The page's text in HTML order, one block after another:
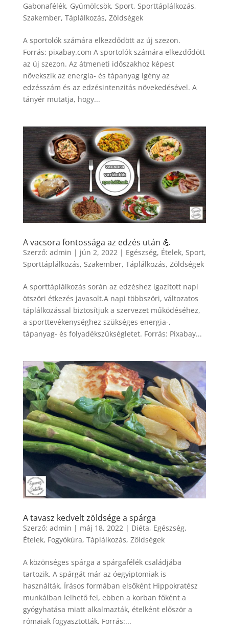
Gabonafélék, Gyümölcsök, Sport, Sporttáplálkozás,
Szakember, Táplálkozás, Zöldségek
A sportolók számára elkezdődött az új szezon.
Forrás: pixabay.com A sportolók számára elkezdődött
az új szezon. Az átmeneti időszakhoz képest
növekszik az energia- és tápanyag igény az
edzésszám és az edzésintenzitás növekedésével. A
tányér mutatja, hogy...
A vacsora fontossága az edzés után 💪
Szerző: admin | jún 2, 2022 | Egészség, Ételek, Sport,
Sporttáplálkozás, Szakember, Táplálkozás, Zöldségek
A sporttáplálkozás során az edzéshez igazított napi
ötszöri étkezés javasolt.A napi többszöri, változatos
táplálkozással biztosítjuk a szervezet működéséhez,
a sporttevékenységhez szükséges energia-,
tápanyag- és folyadékszükségletet. Forrás: Pixabay...
A tavasz kedvelt zöldsége a spárga
Szerző: admin | máj 18, 2022| Diéta, Egészség,
Ételek, Fogyókúra, Táplálkozás, Zöldségek
A közönséges spárga a spárgafélék családjába
tartozik. A spárgát már az óegyiptomiak is
használták. Írásos formában elsőként Hippokratész
munkáiban lelhető fel, ebben a korban főként a
gyógyhatása miatt alkalmazták, ételként először a
rómaiak fogyasztották. Forrás:...